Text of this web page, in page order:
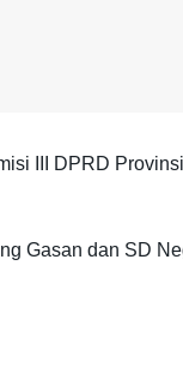
III DPRD Provinsi
Gasan dan SD